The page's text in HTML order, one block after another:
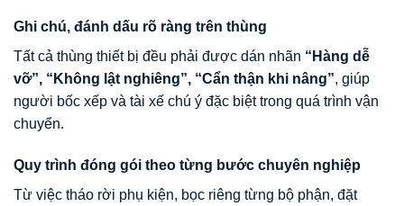
Ghi chú, đánh dấu rõ ràng trên thùng
Tất cả thùng thiết bị đều phải được dán nhãn “Hàng dễ
vỡ”, “Không lật nghiêng”, “Cẩn thận khi nâng”, giúp
người bốc xếp và tài xế chú ý đặc biệt trong quá trình vận
chuyển.
Quy trình đóng gói theo từng bước chuyên nghiệp
Từ việc tháo rời phụ kiện, bọc riêng từng bộ phận, đặt